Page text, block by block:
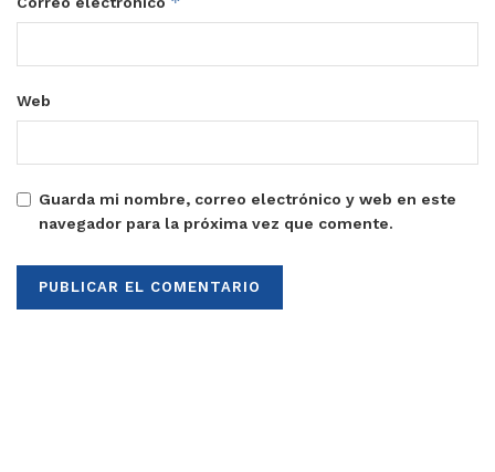
Web
Guarda mi nombre, correo electrónico y web en este
navegador para la próxima vez que comente.